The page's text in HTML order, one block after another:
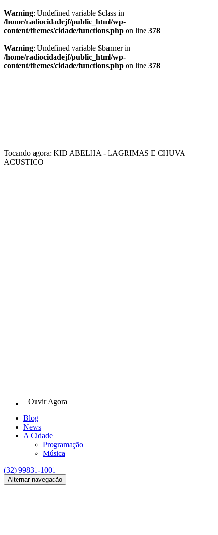
Warning: Undefined variable $class in
/home/radiocidadejf/public_html/wp-
content/themes/cidade/functions.php on line 378
Warning: Undefined variable $banner in
/home/radiocidadejf/public_html/wp-
content/themes/cidade/functions.php on line 378
Tocando agora: KID ABELHA - LAGRIMAS E CHUVA
ACUSTICO
Ouvir Agora
Blog
News
A Cidade
Programação
Música
(32) 99831-1001
Alternar navegação